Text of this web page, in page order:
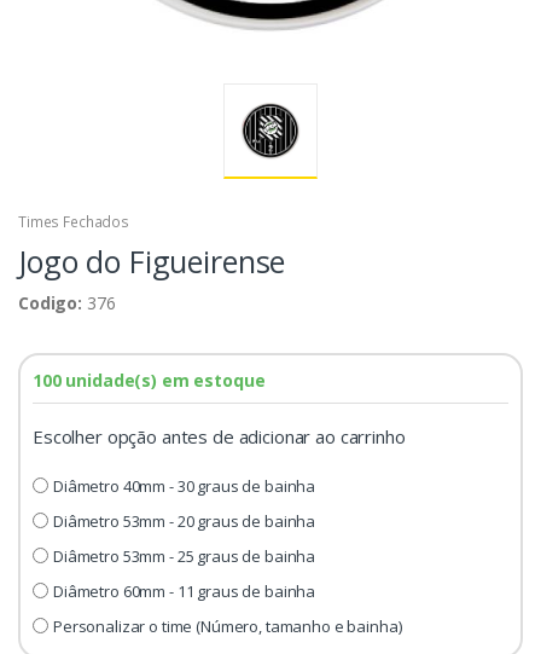
Times Fechados
Jogo do Figueirense
Codigo: 376
100 unidade(s) em estoque
Escolher opção antes de adicionar ao carrinho
Diâmetro 40mm - 30 graus de bainha
Diâmetro 53mm - 20 graus de bainha
Diâmetro 53mm - 25 graus de bainha
Diâmetro 60mm - 11 graus de bainha
Personalizar o time (Número, tamanho e bainha)